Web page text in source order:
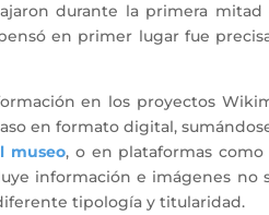
durante la primera
en primer lugar fue
en los proyectos
en formato digital,
museo, o en plataformas
información e imágenes no
tipología y titularidad.